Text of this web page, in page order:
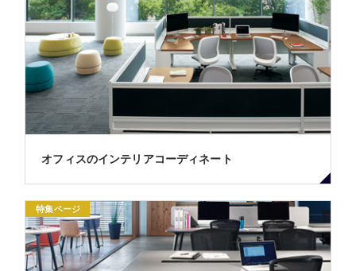
オフィスのインテリアコーディネート
特集ページ